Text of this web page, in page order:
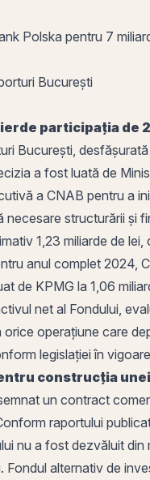
pentru 7
București
participația de
București, desfășurată
a fost luată de
a CNAB pentru a
structurării și
1,23 miliarde de
anul complet 2024,
de KPMG la 1,06
net al Fondului,
operațiune care
legislației în
construcția
un contract
raportului
nu a fost dezvăluit
Fondul alternativ de